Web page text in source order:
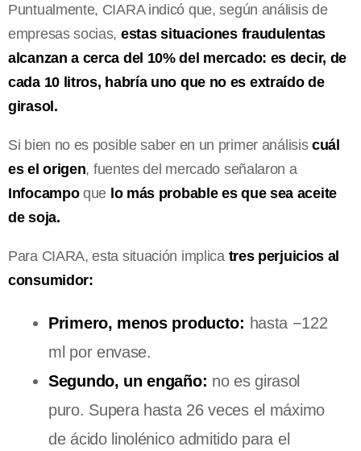
Puntualmente, CIARA indicó que, según análisis de
empresas socias, estas situaciones fraudulentas
alcanzan a cerca del 10% del mercado: es decir, de
cada 10 litros, habría uno que no es extraído de
girasol.
Si bien no es posible saber en un primer análisis cuál
es el origen, fuentes del mercado señalaron a
Infocampo que lo más probable es que sea aceite
de soja.
Para CIARA, esta situación implica tres perjuicios al
consumidor:
Primero, menos producto: hasta −122
ml por envase.
Segundo, un engaño: no es girasol
puro. Supera hasta 26 veces el máximo
de ácido linolénico admitido para el